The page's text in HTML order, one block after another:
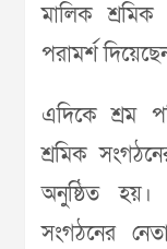
মালিক শ্রমিক
পরামর্শ
এদিকে শ্রম
শ্রমিক
অনুষ্ঠিত হয়।
সংগঠনের